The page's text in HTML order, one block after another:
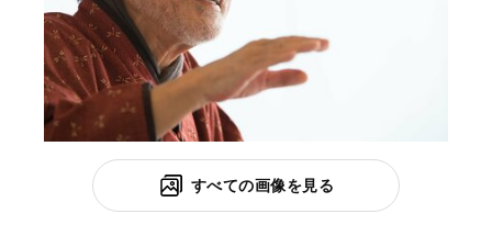
すべての画像を見る